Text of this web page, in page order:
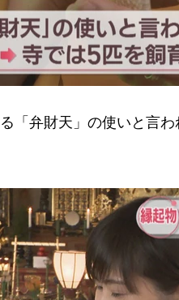
「弁財天」の使いと言わ